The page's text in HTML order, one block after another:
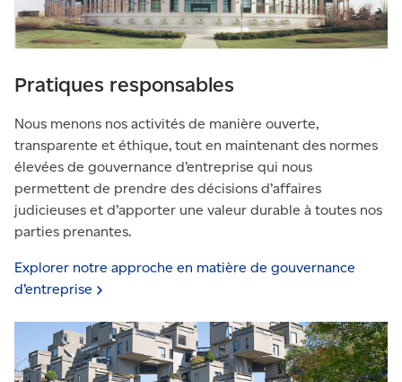
Pratiques responsables
Nous menons nos activités de manière ouverte,
transparente et éthique, tout en maintenant des normes
élevées de gouvernance d’entreprise qui nous
permettent de prendre des décisions d’affaires
judicieuses et d’apporter une valeur durable à toutes nos
parties prenantes.
Explorer notre approche en matière de gouvernance
d’entreprise